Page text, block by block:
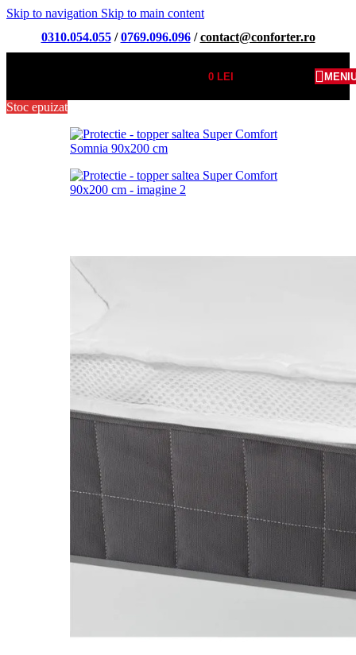
Skip to navigation Skip to main content
0310.054.055/0769.096.096/contact@conforter.ro
0LEI
Stoc epuizat